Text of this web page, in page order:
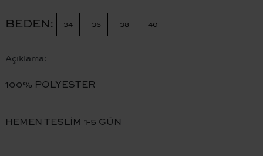
BEDEN 34 36 38 40
Açıklama:
100% POLYESTER
HEMEN TESLİM 1-5 GÜN